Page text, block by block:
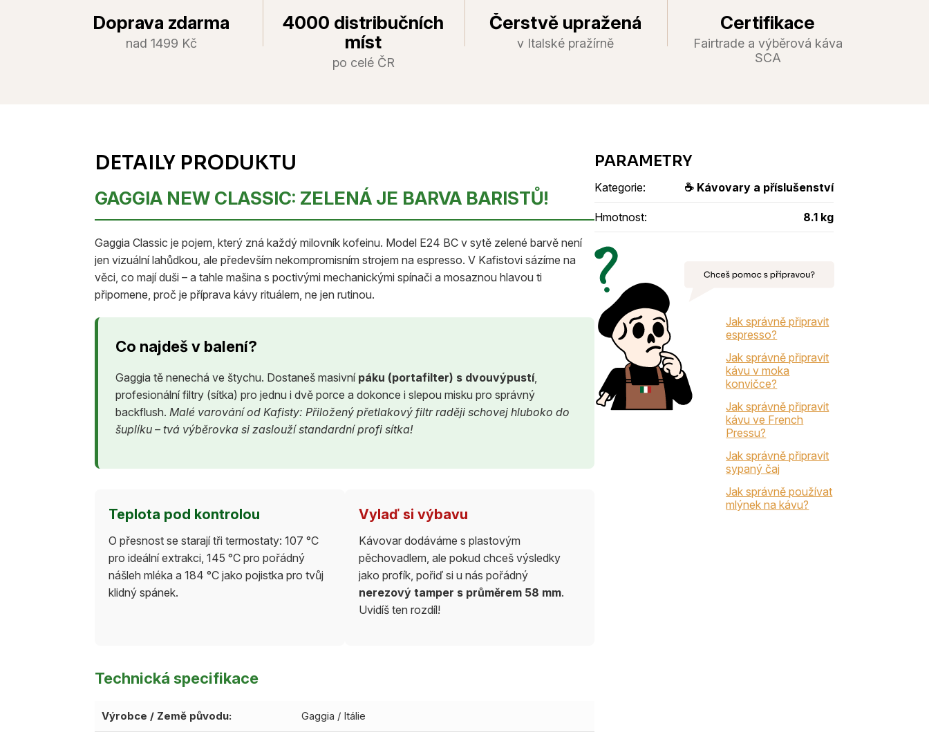
Doprava zdarma
nad 1499 Kč
4000 distribučních
míst
po celé ČR
Čerstvě upražená
v Italské pražírně
Certifikace
Fairtrade a výběrová káva
SCA
GAGGIA NEW CLASSIC: ZELENÁ JE BARVA BARISTŮ!
Gaggia Classic je pojem, který zná každý milovník kofeinu. Model E24 BC v sytě zelené barvě není
jen vizuální lahůdkou, ale především nekompromisním strojem na espresso. V Kafistovi sázíme na
věci, co mají duši – a tahle mašina s poctivými mechanickými spínači a mosaznou hlavou ti
připomene, proč je příprava kávy rituálem, ne jen rutinou.
Co najdeš v balení?
Gaggia tě nenechá ve štychu. Dostaneš masivní páku (portafilter) s dvouvýpustí,
profesionální filtry (sítka) pro jednu i dvě porce a dokonce i slepou misku pro správný
backflush. Malé varování od Kafisty: Přiložený přetlakový filtr raději schovej hluboko do
šuplíku – tvá výběrovka si zaslouží standardní profi sítka!
Teplota pod kontrolou
O přesnost se starají tři termostaty: 107 °C
pro ideální extrakci, 145 °C pro pořádný
nášleh mléka a 184 °C jako pojistka pro tvůj
klidný spánek.
Vylaď si výbavu
Kávovar dodáváme s plastovým
pěchovadlem, ale pokud chceš výsledky
jako profík, pořiď si u nás pořádný
nerezový tamper s průměrem 58 mm.
Uvidíš ten rozdíl!
Technická specifikace
Výrobce / Země původu: Gaggia / Itálie
Kategorie: ☕ Kávovary a příslušenství
Hmotnost: 8.1 kg
Jak správně připravit
espresso?
Jak správně připravit
kávu v moka
konvičce?
Jak správně připravit
kávu ve French
Pressu?
Jak správně připravit
sypaný čaj
Jak správně používat
mlýnek na kávu?